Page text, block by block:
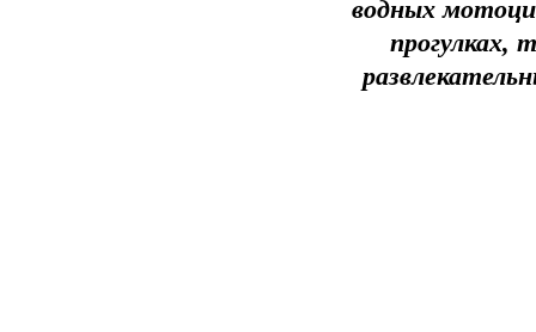
водных